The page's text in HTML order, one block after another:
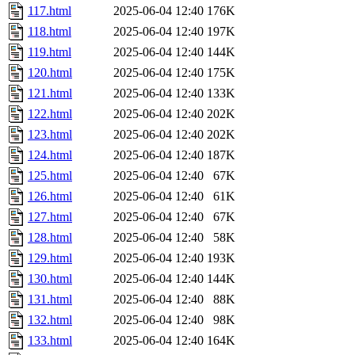
117.html 2025-06-04 12:40 176K
118.html
2025-06-04 12:40 197K
119.html
2025-06-04 12:40 144K
120.html
2025-06-04 12:40 175K
121.html
2025-06-04 12:40 133K
122.html
2025-06-04 12:40 202K
123.html
2025-06-04 12:40 202K
124.html
2025-06-04 12:40 187K
125.html
2025-06-04 12:40
67K
126.html
2025-06-04 12:40
61K
127.html
2025-06-04 12:40
67K
128.html
2025-06-04 12:40
58K
129.html
2025-06-04 12:40 193K
130.html
2025-06-04 12:40 144K
131.html
2025-06-04 12:40
88K
132.html
2025-06-04 12:40
98K
133.html
2025-06-04 12:40 164K